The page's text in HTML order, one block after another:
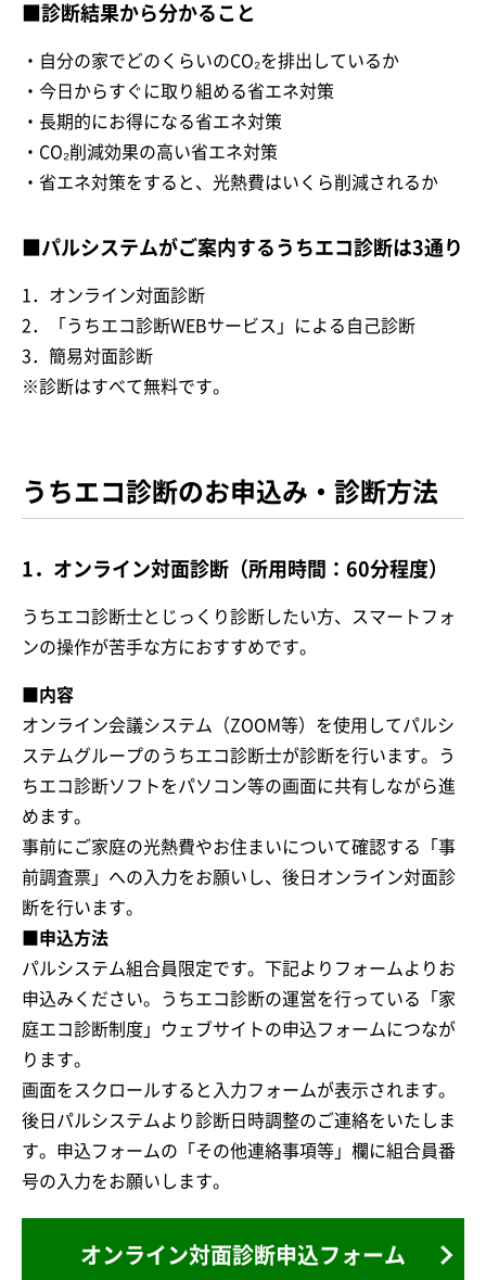
■診断結果から分かること
・自分の家でどのくらいのCO₂を排出しているか
・今日からすぐに取り組める省エネ対策
・長期的にお得になる省エネ対策
・CO₂削減効果の高い省エネ対策
・省エネ対策をすると、光熱費はいくら削減されるか
■パルシステムがご案内するうちエコ診断は3通り
1．オンライン対面診断
2．「うちエコ診断WEBサービス」による自己診断
3．簡易対面診断
※診断はすべて無料です。
うちエコ診断のお申込み・診断方法
1．オンライン対面診断（所用時間：60分程度）
うちエコ診断士とじっくり診断したい方、スマートフォ
ンの操作が苦手な方におすすめです。
■内容
オンライン会議システム（ZOOM等）を使用してパルシ
ステムグループのうちエコ診断士が診断を行います。う
ちエコ診断ソフトをパソコン等の画面に共有しながら進
めます。
事前にご家庭の光熱費やお住まいについて確認する「事
前調査票」への入力をお願いし、後日オンライン対面診
断を行います。
■申込方法
パルシステム組合員限定です。下記よりフォームよりお
申込みください。うちエコ診断の運営を行っている「家
庭エコ診断制度」ウェブサイトの申込フォームにつなが
ります。
画面をスクロールすると入力フォームが表示されます。
後日パルシステムより診断日時調整のご連絡をいたしま
す。申込フォームの「その他連絡事項等」欄に組合員番
号の入力をお願いします。
オンライン対面診断申込フォーム